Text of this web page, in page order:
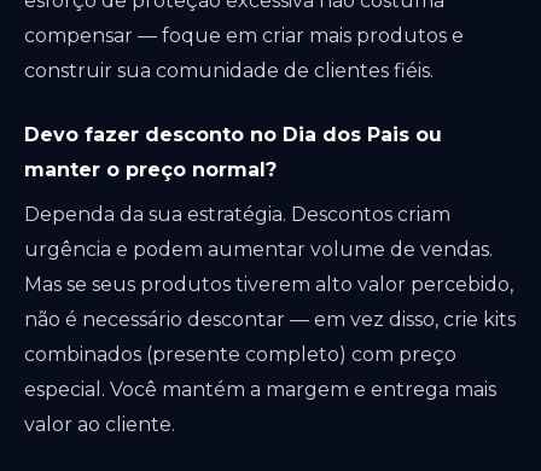
compensar — foque em criar mais produtos e
construir sua comunidade de clientes fiéis.
Devo fazer desconto no Dia dos Pais ou
manter o preço normal?
Dependa da sua estratégia. Descontos criam
urgência e podem aumentar volume de vendas.
Mas se seus produtos tiverem alto valor percebido,
não é necessário descontar — em vez disso, crie kits
combinados (presente completo) com preço
especial. Você mantém a margem e entrega mais
valor ao cliente.